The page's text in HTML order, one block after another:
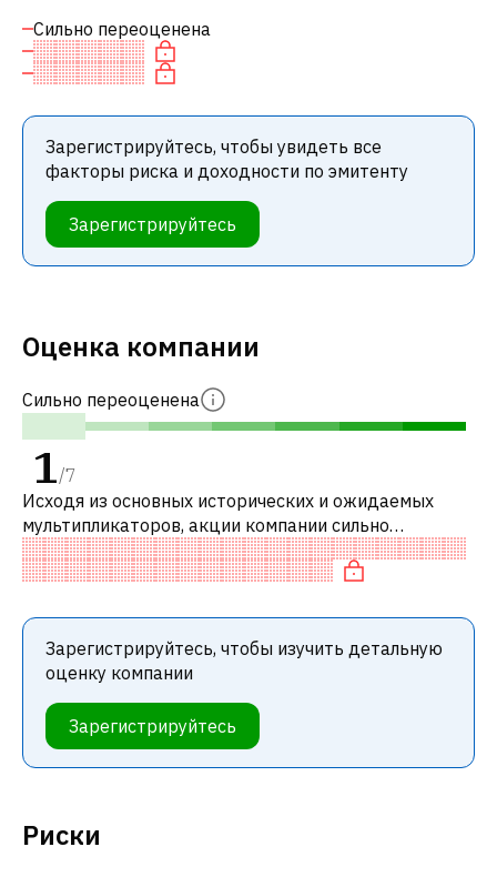
Сильно переоценена
Зарегистрируйтесь, чтобы увидеть все
факторы риска и доходности по эмитенту
Зарегистрируйтесь
Риски
Оценка компании
Сильно переоценена
1/7
Исходя из основных исторических и ожидаемых
мультипликаторов, акции компании сильно
переоценены по сравнению с аналогичными
компаниями.
Зарегистрируйтесь, чтобы изучить детальную
оценку компании
Зарегистрируйтесь